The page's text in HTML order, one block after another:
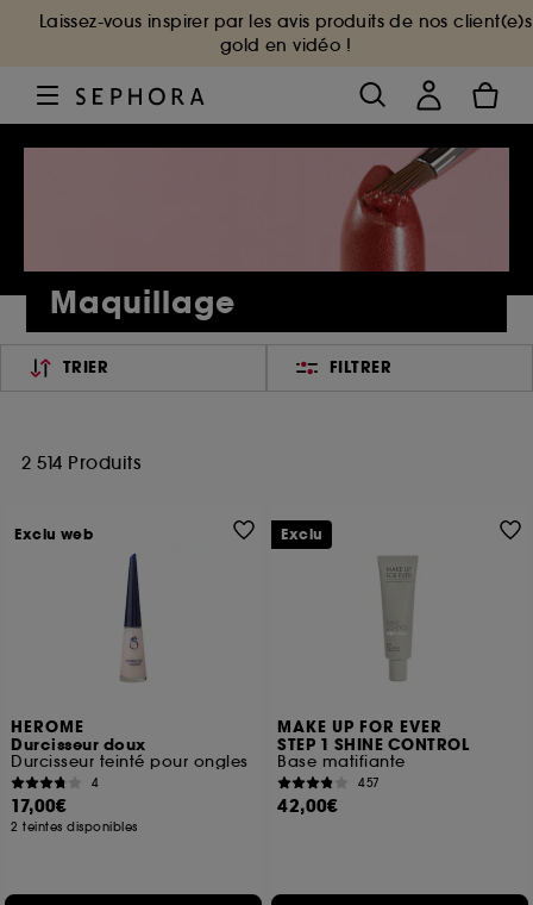
Laissez-vous inspirer par les avis produits de nos client(e)s
gold en vidéo !
Maquillage
TRIER FILTRER
2 514 Produits
HEROME
Durcisseur doux
Durcisseur teinté pour ongles
4
17,00€
2 teintes disponibles
Exclu web
MAKE UP FOR EVER
STEP 1 SHINE CONTROL
Base matifiante
457
42,00€
Exclu